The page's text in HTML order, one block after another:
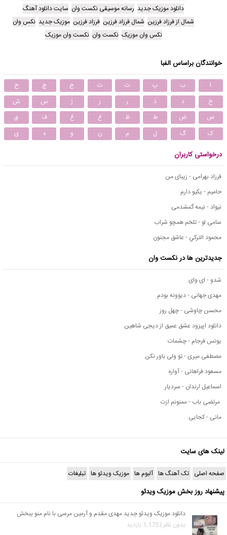
دانلود موزیک جدید رسانه موسیقی نکست وان سایت دانلود آهنگ
شمال از فرزاد فرزین شمال فرزاد فرزین فرزاد فرزین موزیک جدید نکس وان
نکس وان موزیک نکست وان نکست وان موزیک
خوانندگان براساس الفبا
ا ب پ ت ث ج چ
ح
خ
د ذ ر ز ژ س
ش
ص
ض ط ظ ع غ ف
ق
ک
گ ل م ن و ه ی
درخواستی کاربران
فرزاد بهرامی - زیبای من
حامیم - یکیو دارم
نیواد - نیمه گمشدمی
سامی لو - تلخم همچو شراب
محمود التركي - عاشق مجنون
جدیدترین ها در نکست وان
شدو - ای وای
مهدی جهانی - دیوونه بودم
محسن چاوشی - چهل روز
دانلود اپیزود عشق عمیق از دیجی شاهین
یونس فرجام - چشمات
مصطفی میری - تو ولی باور نکن
مسعود فراهانی - آواره
اسماعیل ارندان - سردیار
مرتضی باب - ممنونم ازت
مانی - کجایی
لینک های سایت
صفحه اصلی تک آهنگ ها آلبوم ها موزیک ویدئو ها تبلیغات
پیشنهاد روز بخش موزیک ویدئو
دانلود موزیک ویدئو جدید مهدی مقدم و آرمین مرسی با نام منو ببخش
بدون نظر | 1,175 بازدید